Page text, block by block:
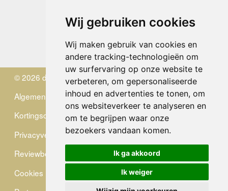
Wij gebruiken cookies
Wij maken gebruik van cookies en
andere tracking-technologieën om
uw surfervaring op onze website te
verbeteren, om gepersonaliseerde
inhoud en advertenties te tonen, om
ons websiteverkeer te analyseren en
om te begrijpen waar onze
bezoekers vandaan komen.
Ik ga akkoord
Ik weiger
Donderdag
10.00 - 12.30 en 13.30 - 17.00
Vrijdag 10.00 - 12.30 en 13.30 - 17.00
Zaterdag
gesloten
Zondag gesloten
© 2026 de Zwerver
Algemene Voorwaarden
Kortingscode
Privacyverklaring
Reviewbeleid
Cookies